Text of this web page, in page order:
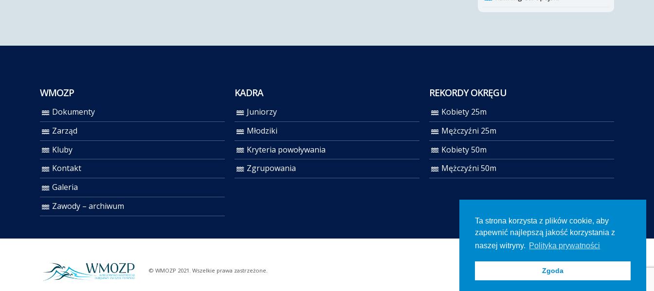
WMOZP
Dokumenty
Zarząd
Kluby
Kontakt
Galeria
Zawody – archiwum
KADRA
Juniorzy
Młodziki
Kryteria powoływania
Zgrupowania
REKORDY OKRĘGU
Kobiety 25m
Mężczyźni 25m
Kobiety 50m
Mężczyźni 50m
© WMOZP 2021. Wszelkie prawa zastrzeżone.
Ta strona korzysta z plików cookie, aby
zapewnić najlepszą jakość korzystania z
naszej witryny. Polityka prywatności
Zgoda